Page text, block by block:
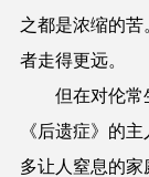
之都是浓缩的
者走得更远。
但在对伦常生
《后遗症》的
多让人窒息的